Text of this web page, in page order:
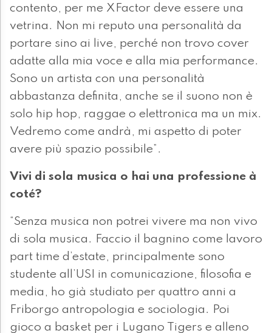
contento, per me XFactor deve essere una
vetrina. Non mi reputo una personalità da
portare sino ai live, perché non trovo cover
adatte alla mia voce e alla mia performance.
Sono un artista con una personalità
abbastanza definita, anche se il suono non è
solo hip hop, raggae o elettronica ma un mix.
Vedremo come andrà, mi aspetto di poter
avere più spazio possibile”.
Vivi di sola musica o hai una professione à
coté?
“Senza musica non potrei vivere ma non vivo
di sola musica. Faccio il bagnino come lavoro
part time d’estate, principalmente sono
studente all’USI in comunicazione, filosofia e
media, ho già studiato per quattro anni a
Friborgo antropologia e sociologia. Poi
gioco a basket per i Lugano Tigers e alleno